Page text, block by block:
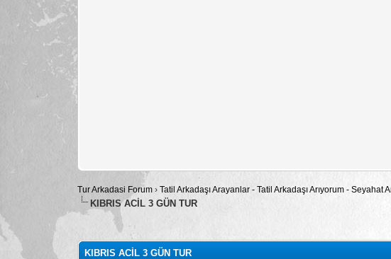
Tur Arkadasi Forum ›Tatil Arkadaşı Arayanlar - Tatil Arkadaşı Arıyorum - Seyahat
KIBRIS ACİL 3 GÜN TUR
Toplam: 0 Oy - Ortalama: 0
KIBRIS ACİL 3 GÜN TUR